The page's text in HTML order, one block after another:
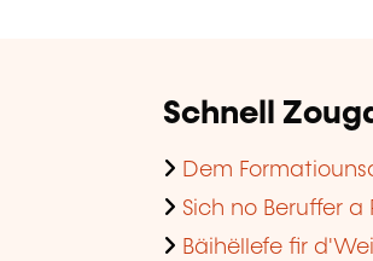
Schnell
Dem
Sich no Beruffer a
Bäihëllefe fir